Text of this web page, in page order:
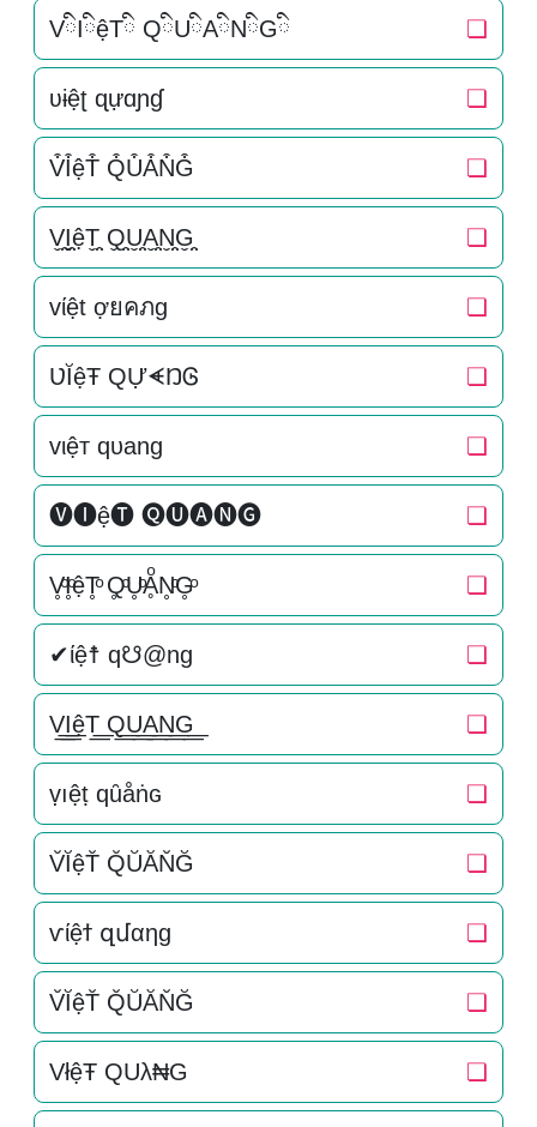
VིIིệTི QིUིAིNིGི ❏
ʋɨệʈ ɋựɑɲɠ ❏
V͒I͒ệT͒ Q͒U͒A͒N͒G͒ ❏
V̬̤̯I̬̤̯ệT̬̤̯ Q̬̤̯U̬̤̯A̬̤̯N̬̤̯G̬̤̯ ❏
vίệt ợยคภg ❏
ƲĬệŦ QỰᗛŊᎶ ❏
vιệт qυang ❏
🅥🅘ệ🅣 🅠🅤🅐🅝🅖 ❏
V̥ͦI̥ͦệT̥ͦ Q̥ͦU̥ͦḀͦN̥ͦG̥ͦ ❏
✔ίệ☨ q☋@ng ❏
V͟͟I͟͟ệT͟͟ Q͟͟U͟͟A͟͟N͟͟G͟͟ ❏
ṿıệṭ qȗåṅɢ ❏
V̆ĬệT̆ Q̆ŬĂN̆Ğ ❏
ѵίệϯ զմαηɡ ❏
V̆ĬệT̆ Q̆ŬĂN̆Ğ ❏
VłệŦ QUλ₦G ❏